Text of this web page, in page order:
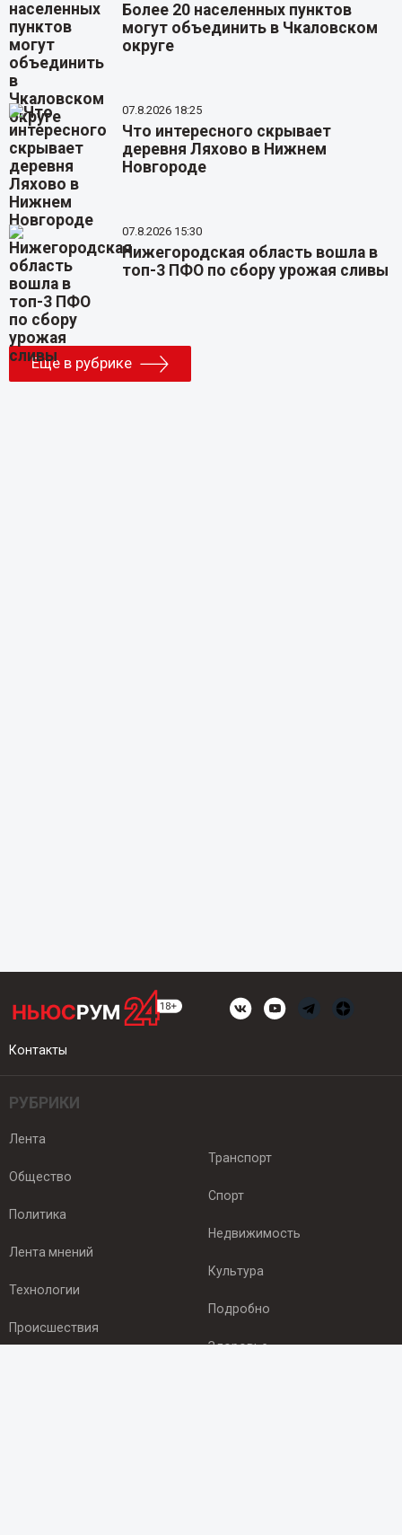
Более 20 населенных пунктов
могут объединить в Чкаловском
округе
07.8.2026 18:25
Что интересного скрывает
деревня Ляхово в Нижнем
Новгороде
07.8.2026 15:30
Нижегородская область вошла в
топ-3 ПФО по сбору урожая сливы
Еще в рубрике
Контакты
РУБРИКИ
Лента
Общество
Политика
Лента мнений
Технологии
Происшествия
Транспорт
Спорт
Недвижимость
Культура
Подробно
Здоровье